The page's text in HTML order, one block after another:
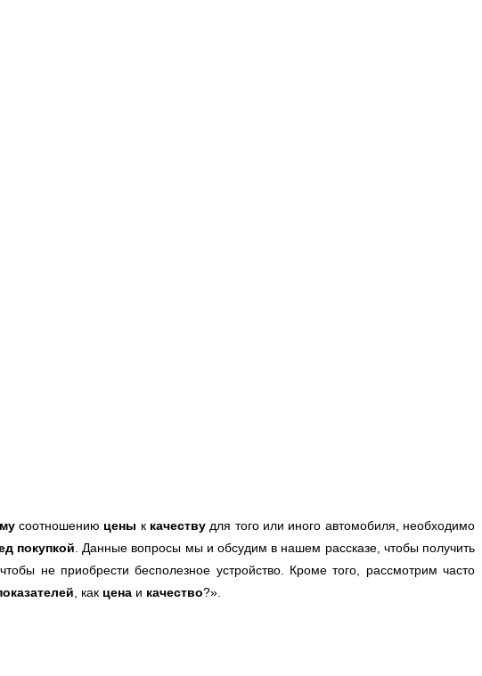
соотношению цены к качествудля того или иного автомобиля, необходимо
покупкой.Данные вопросы мы и обсудим в нашем рассказе, чтобы получить
не приобрести бесполезное устройство. Кроме того, рассмотрим часто
, как цена и качество?».